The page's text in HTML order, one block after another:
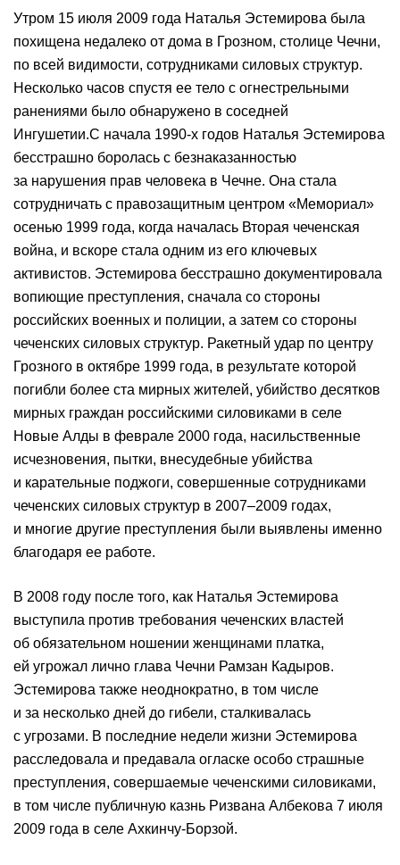
Утром 15 июля 2009 года Наталья Эстемирова была
похищена недалеко от дома в Грозном, столице Чечни,
по всей видимости, сотрудниками силовых структур.
Несколько часов спустя ее тело с огнестрельными
ранениями было обнаружено в соседней
Ингушетии.С начала 1990-х годов Наталья Эстемирова
бесстрашно боролась с безнаказанностью
за нарушения прав человека в Чечне. Она стала
сотрудничать с правозащитным центром «Мемориал»
осенью 1999 года, когда началась Вторая чеченская
война, и вскоре стала одним из его ключевых
активистов. Эстемирова бесстрашно документировала
вопиющие преступления, сначала со стороны
российских военных и полиции, а затем со стороны
чеченских силовых структур. Ракетный удар по центру
Грозного в октябре 1999 года, в результате которой
погибли более ста мирных жителей, убийство десятков
мирных граждан российскими силовиками в селе
Новые Алды в феврале 2000 года, насильственные
исчезновения, пытки, внесудебные убийства
и карательные поджоги, совершенные сотрудниками
чеченских силовых структур в 2007–2009 годах,
и многие другие преступления были выявлены именно
благодаря ее работе.
В 2008 году после того, как Наталья Эстемирова
выступила против требования чеченских властей
об обязательном ношении женщинами платка,
ей угрожал лично глава Чечни Рамзан Кадыров.
Эстемирова также неоднократно, в том числе
и за несколько дней до гибели, сталкивалась
с угрозами. В последние недели жизни Эстемирова
расследовала и предавала огласке особо страшные
преступления, совершаемые чеченскими силовиками,
в том числе публичную казнь Ризвана Албекова 7 июля
2009 года в селе Ахкинчу-Борзой.